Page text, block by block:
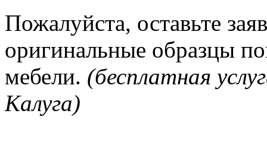
Пожалуйста, оставьте
оригинальные образцы
мебели. (бесплатная
Калуга)